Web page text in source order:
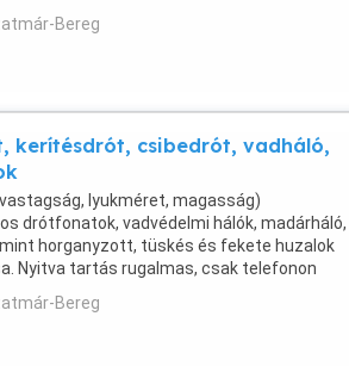
Bereg
kerítésdrót, csibedrót, vadháló,
lyukméret, magasság)
drótfonatok, vadvédelmi hálók, madárháló,
horganyzott, tüskés és fekete huzalok
Nyitva tartás rugalmas, csak telefonon
gépfonat: 60x60/1,7 Változás ...
Bereg